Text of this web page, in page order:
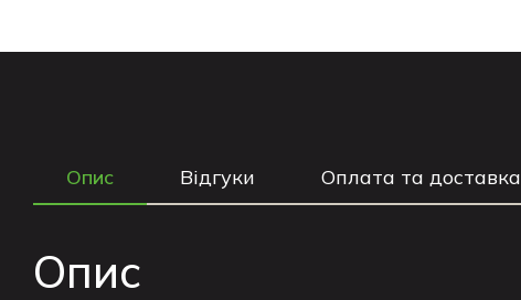
Опис Відгуки Оплата та доставка
Опис